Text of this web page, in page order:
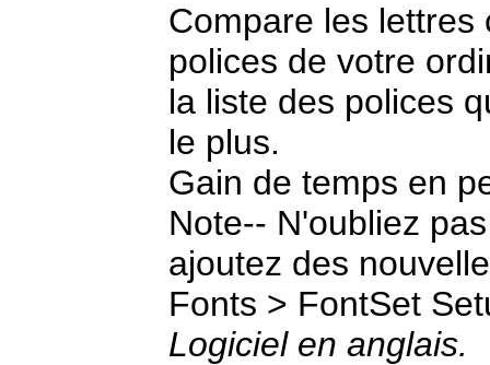
Compare les lettres
polices de votre
la liste des polices
le plus.
Gain de temps en
Note-- N'oubliez
ajoutez des
Fonts > FontSet
Logiciel en anglais.